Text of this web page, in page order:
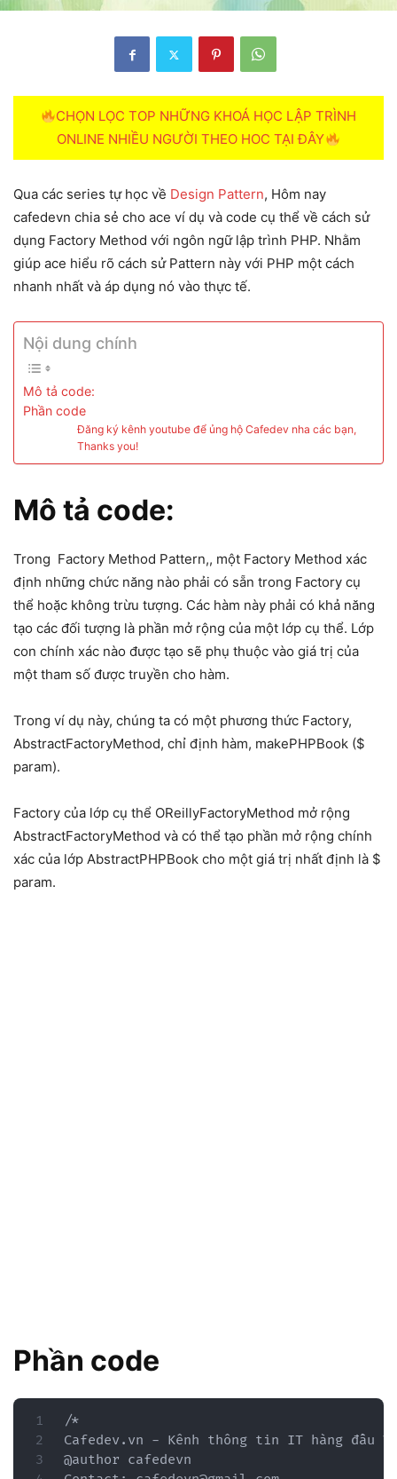
CHỌN LỌC TOP NHỮNG KHOÁ HỌC LẬP TRÌNH
ONLINE NHIỀU NGƯỜI THEO HOC TẠI ĐÂY
Qua các series tự học về Design Pattern, Hôm nay
cafedevn chia sẻ cho ace ví dụ và code cụ thể về cách sử
dụng Factory Method với ngôn ngữ lập trình PHP. Nhằm
giúp ace hiểu rõ cách sử Pattern này với PHP một cách
nhanh nhất và áp dụng nó vào thực tế.
Nội dung chính
Mô tả code:
Phần code
Đăng ký kênh youtube để ủng hộ Cafedev nha các bạn,
Thanks you!
Mô tả code:
Trong Factory Method Pattern,, một Factory Method xác
định những chức năng nào phải có sẵn trong Factory cụ
thể hoặc không trừu tượng. Các hàm này phải có khả năng
tạo các đối tượng là phần mở rộng của một lớp cụ thể. Lớp
con chính xác nào được tạo sẽ phụ thuộc vào giá trị của
một tham số được truyền cho hàm.
Trong ví dụ này, chúng ta có một phương thức Factory,
AbstractFactoryMethod, chỉ định hàm, makePHPBook ($
param).
Factory của lớp cụ thể OReillyFactoryMethod mở rộng
AbstractFactoryMethod và có thể tạo phần mở rộng chính
xác của lớp AbstractPHPBook cho một giá trị nhất định là $
param.
Phần code
/*
Cafedev.vn - Kênh thông tin IT hàng đầu
@author cafedevn